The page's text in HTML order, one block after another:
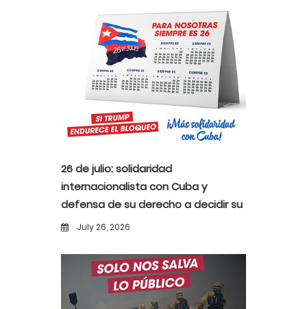
26 de julio: solidaridad
internacionalista con Cuba y
defensa de su derecho a decidir su
propio destino
July 26, 2026